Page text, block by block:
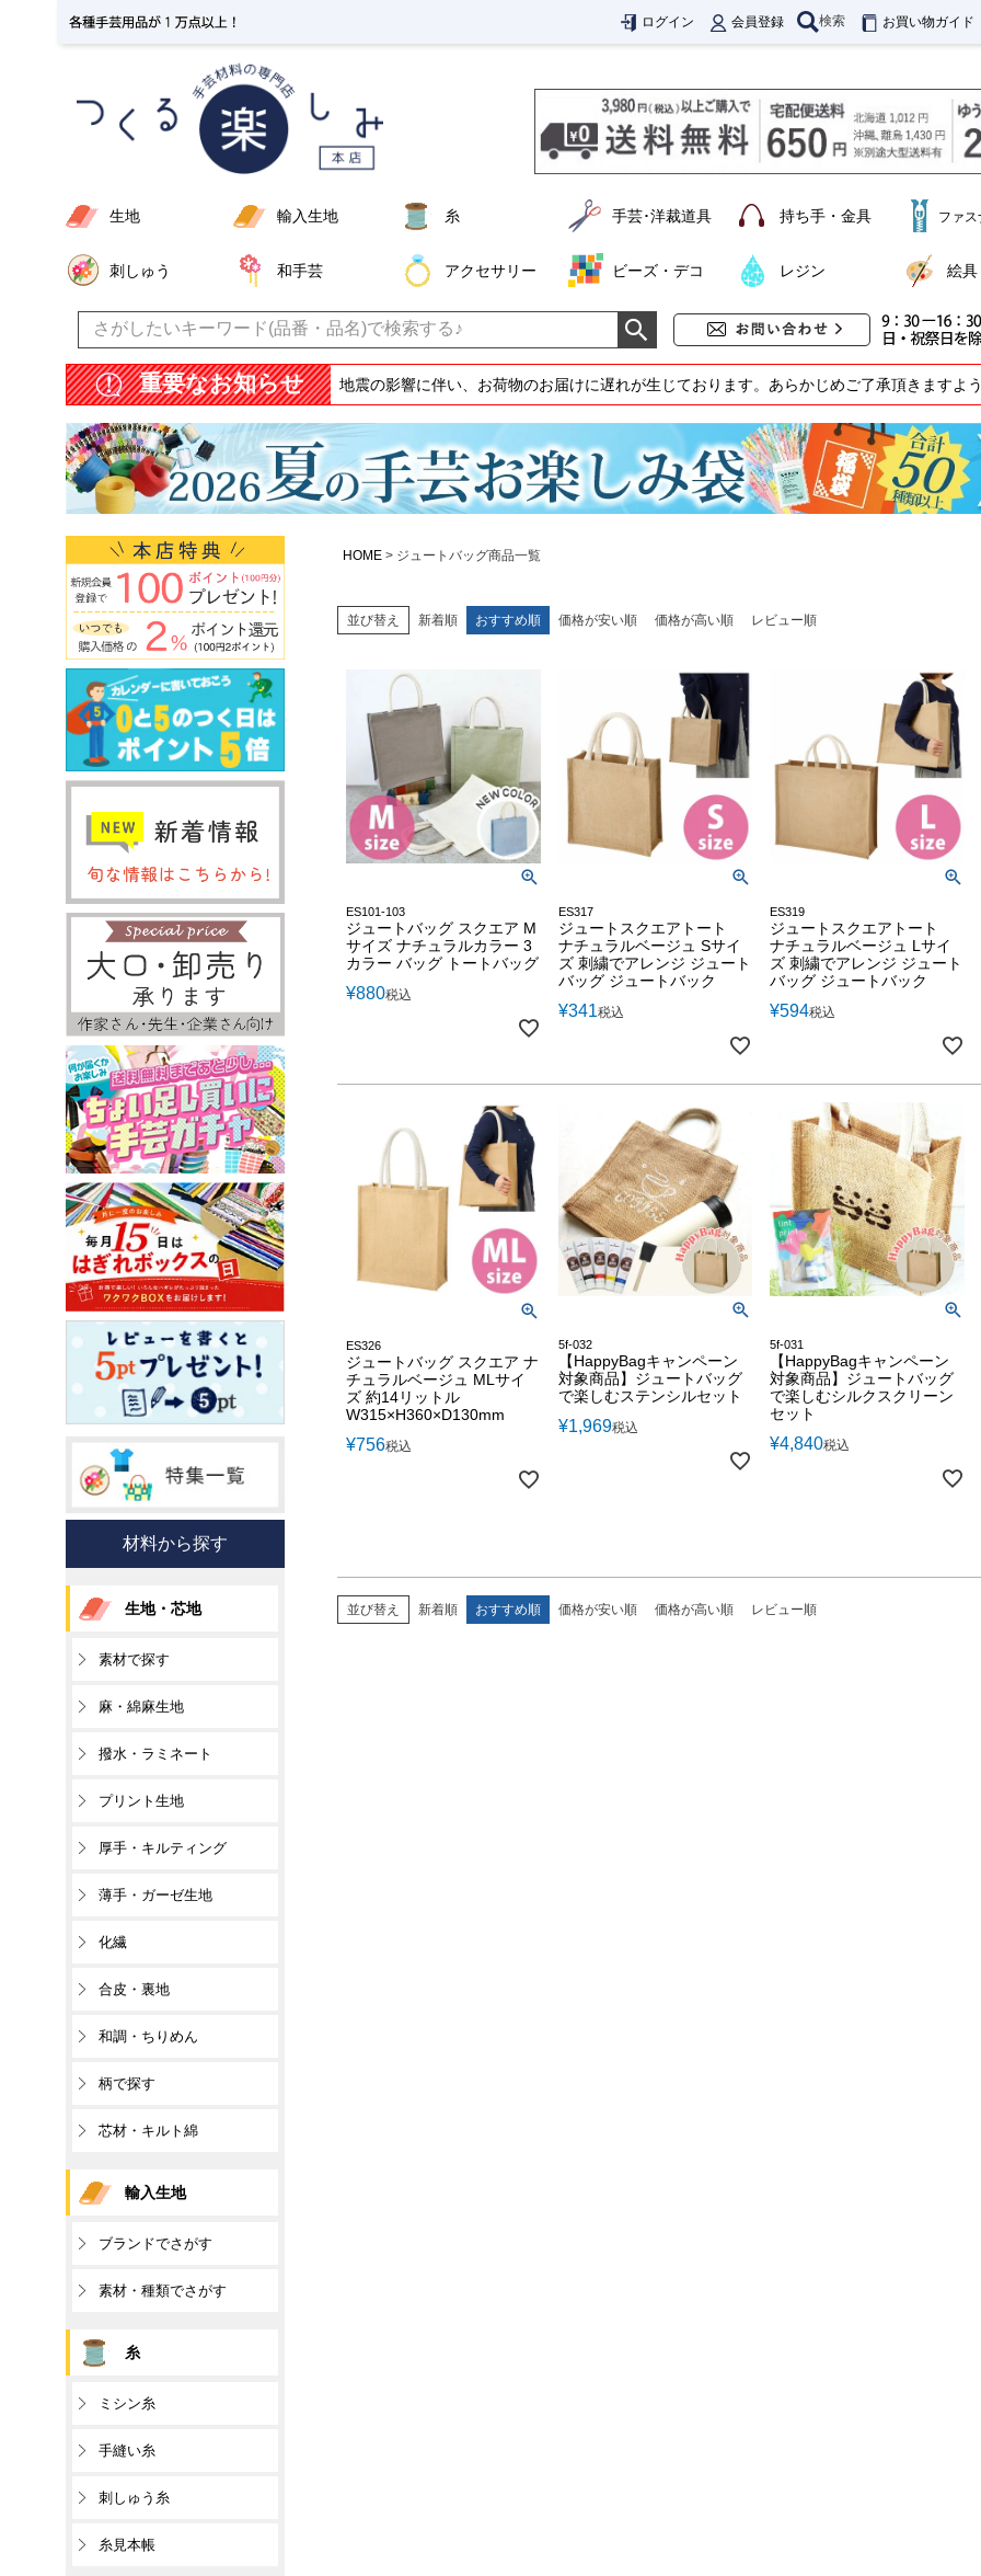
ログイン 会員登録 検索 お買い物ガイド
生地 輸入生地 糸 手芸･洋裁道具 持ち手・金具 ファ
刺しゅう 和手芸 アクセサリー ビーズ・デコ レジン 絵具
重要なお知らせ 地震の影響に伴い、お荷物のお届けに遅れが生じております。あらかじめご了承頂きます
HOME ジュートバッグ商品一覧
並び替え 新着順 おすすめ順 価格が安い順 価格が高い順 レビュー順
ES101-103
ジュートバッグ スクエア M
サイズ ナチュラルカラー 3
カラー バッグ トートバッグ
¥880税込
ES317
ジュートスクエアトート
ナチュラルベージュ Sサイ
ズ 刺繍でアレンジ ジュート
バッグ ジュートバック
¥341税込
ES319
ジュートスクエアトート
ナチュラルベージュ Lサイ
ズ 刺繍でアレンジ ジュート
バッグ ジュートバック
¥594税込
ES326
ジュートバッグ スクエア ナ
チュラルベージュ MLサイ
ズ 約14リットル
W315×H360×D130mm
¥756税込
5f-032
【HappyBagキャンペーン
対象商品】ジュートバッグ
で楽しむステンシルセット
¥1,969税込
5f-031
【HappyBagキャンペーン
対象商品】ジュートバッグ
で楽しむシルクスクリーン
セット
¥4,840税込
並び替え 新着順 おすすめ順 価格が安い順 価格が高い順 レビュー順
材料から探す
生地・芯地
素材で探す
麻・綿麻生地
撥水・ラミネート
プリント生地
厚手・キルティング
薄手・ガーゼ生地
化繊
合皮・裏地
和調・ちりめん
柄で探す
芯材・キルト綿
輸入生地
ブランドでさがす
素材・種類でさがす
糸
ミシン糸
手縫い糸
刺しゅう糸
糸見本帳